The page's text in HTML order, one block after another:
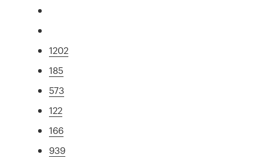
1202
185
573
122
166
939